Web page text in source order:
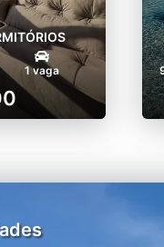
1 vaga